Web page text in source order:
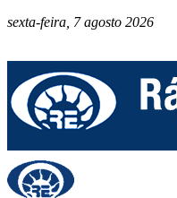
sexta-feira, 7 agosto 2026